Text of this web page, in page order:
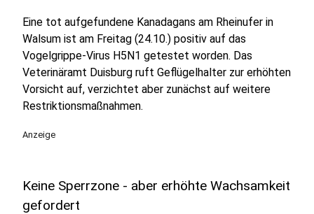
Eine tot aufgefundene Kanadagans am Rheinufer in
Walsum ist am Freitag (24.10.) positiv auf das
Vogelgrippe-Virus H5N1 getestet worden. Das
Veterinäramt Duisburg ruft Geflügelhalter zur erhöhten
Vorsicht auf, verzichtet aber zunächst auf weitere
Restriktionsmaßnahmen.
Anzeige
Keine Sperrzone - aber erhöhte Wachsamkeit
gefordert